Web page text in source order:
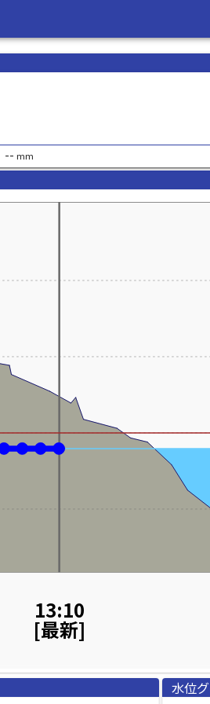
-- mm
13:10
[最新]
水位